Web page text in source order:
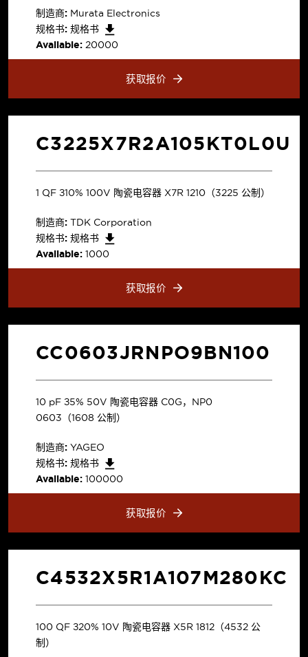
制造商: Murata Electronics
规格书: 规格书
Available: 20000
获取报价
C3225X7R2A105KT0L0U
1 µF ±10% 100V 陶瓷电容器 X7R 1210（3225 公制）
制造商: TDK Corporation
规格书: 规格书
Available: 1000
获取报价
CC0603JRNPO9BN100
10 pF ±5% 50V 陶瓷电容器 C0G，NP0
0603（1608 公制）
制造商: YAGEO
规格书: 规格书
Available: 100000
获取报价
C4532X5R1A107M280KC
100 µF ±20% 10V 陶瓷电容器 X5R 1812（4532 公
制）